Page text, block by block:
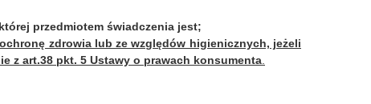
przedmiotem świadczenia jest;
zdrowia lub ze względów higienicznych, jeżeli
z art.38 pkt. 5 Ustawy o prawach konsumenta